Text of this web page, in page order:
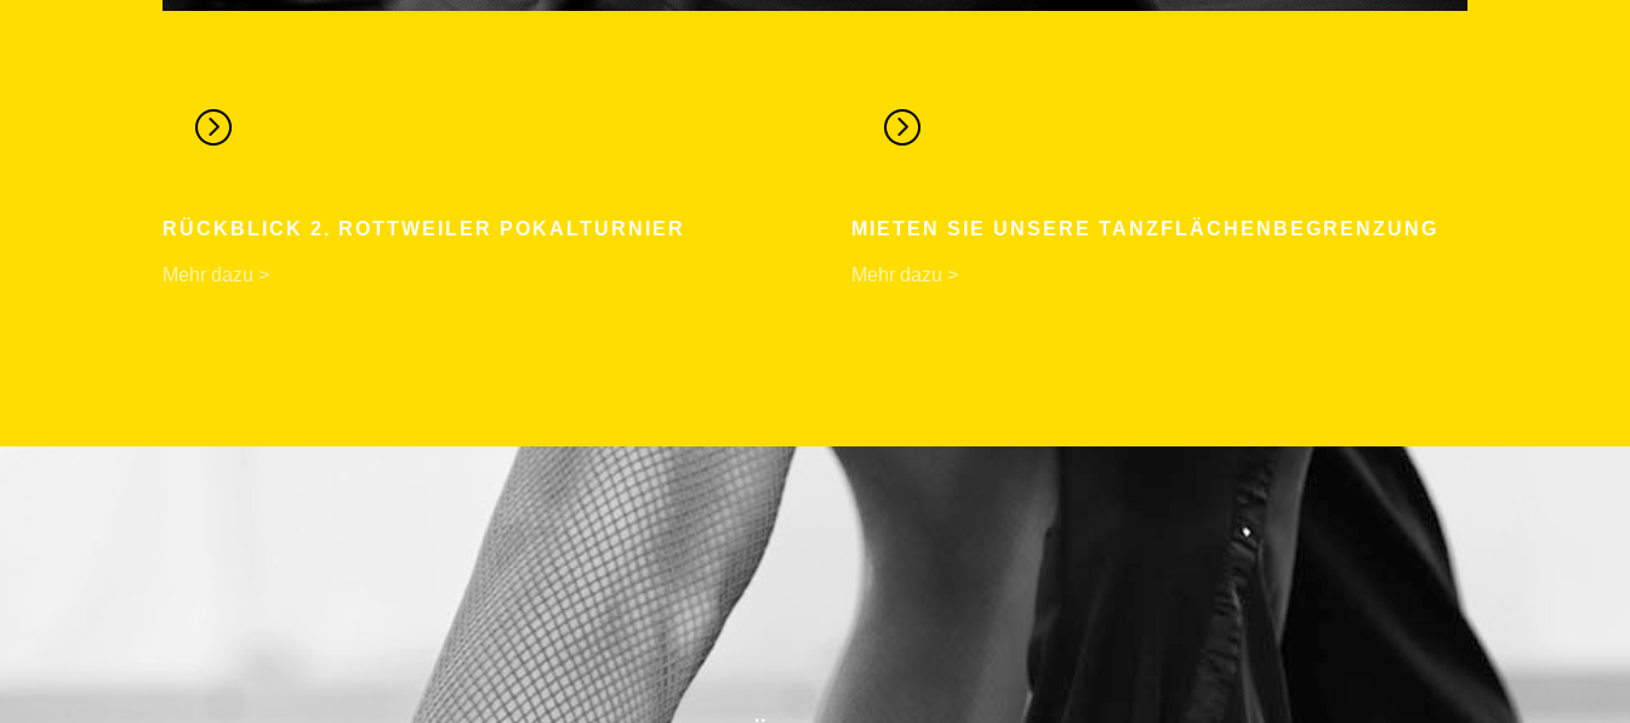
=
RÜCKBLICK 2. ROTTWEILER POKALTURNIER
Mehr dazu >
=
MIETEN SIE UNSERE TANZFLÄCHENBEGRENZUNG
Mehr dazu >